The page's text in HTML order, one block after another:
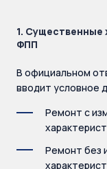
1. Существенные
ФПП
В официальном
вводит условное
Ремонт с
Ремонт без